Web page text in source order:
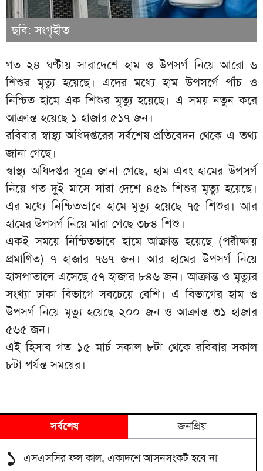
ছবি: সংগৃহীত
গত ২৪ ঘণ্টায় সারাদেশে হাম ও উপসর্গ নিয়ে আরো ৬
শিশুর মৃত্যু হয়েছে। এদের মধ্যে হাম উপসর্গে পাঁচ ও
নিশ্চিত হামে এক শিশুর মৃত্যু হয়েছে। এ সময় নতুন করে
আক্রান্ত হয়েছে ১ হাজার ৫১৭ জন।
রবিবার স্বাস্থ্য অধিদপ্তরের সর্বশেষ প্রতিবেদন থেকে এ তথ্য
জানা গেছে।
স্বাস্থ্য অধিদপ্তর সূত্রে জানা গেছে, হাম এবং হামের উপসর্গ
নিয়ে গত দুই মাসে সারা দেশে ৪৫৯ শিশুর মৃত্যু হয়েছে।
এর মধ্যে নিশ্চিতভাবে হামে মৃত্যু হয়েছে ৭৫ শিশুর। আর
হামের উপসর্গ নিয়ে মারা গেছে ৩৮৪ শিশু।
একই সময়ে নিশ্চিতভাবে হামে আক্রান্ত হয়েছে (পরীক্ষায়
প্রমাণিত) ৭ হাজার ৭৬৭ জন। আর হামের উপসর্গ নিয়ে
হাসপাতালে এসেছে ৫৭ হাজার ৮৪৬ জন। আক্রান্ত ও মৃত্যুর
সংখ্যা ঢাকা বিভাগে সবচেয়ে বেশি। এ বিভাগের হাম ও
উপসর্গ নিয়ে মৃত্যু হয়েছে ২০০ জন ও আক্রান্ত ৩১ হাজার
৫৬৫ জন।
এই হিসাব গত ১৫ মার্চ সকাল ৮টা থেকে রবিবার সকাল
৮টা পর্যন্ত সময়ের।
সর্বশেষ জনপ্রিয়
১ এসএসসির ফল কাল, একাদশে আসনসংকট হবে না